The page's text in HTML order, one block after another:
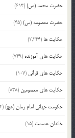
حضرت محمد (ص)(613)
حضرت معصومه (س)(45)
حکایت ها (2,244)
حکایت های آموزنده (749)
حکایت های قرآنی (107)
حکایت های معصومین (838)
حکومت جهانی امام زمان (عج)(24)
خاندان عصمت (15)